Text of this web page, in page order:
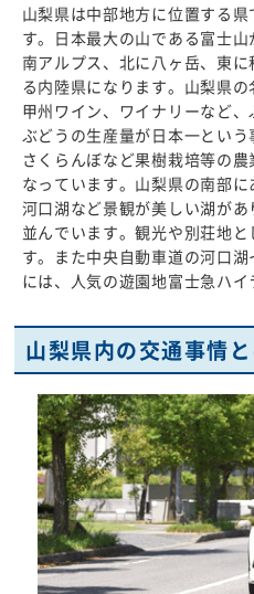
山梨県は中部地方に位置する
す。日本最大の山である富士
南アルプス、北に八ヶ岳、東
る内陸県になります。山梨県の
甲州ワイン、ワイナリーなど、
ぶどうの生産量が日本一とい
さくらんぼなど果樹栽培等の
なっています。山梨県の南部
河口湖など景観が美しい湖が
並んでいます。観光や別荘地
す。また中央自動車道の河口
には、人気の遊園地富士急ハイ
山梨県内の交通事情